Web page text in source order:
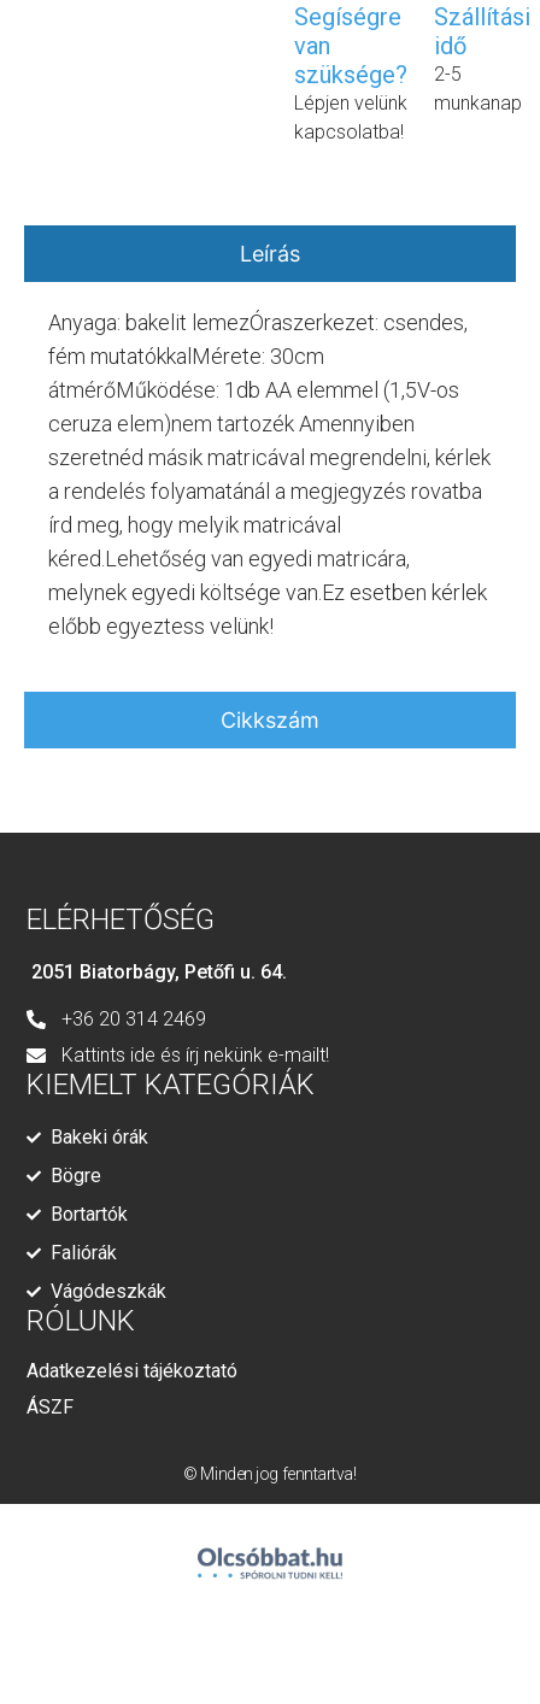
Segíségre
van
szüksége?
Lépjen velünk
kapcsolatba!
Szállítási
idő
2-5
munkanap
Leírás
Cikkszám
Anyaga: bakelit lemezÓraszerkezet: csendes,
fém mutatókkalMérete: 30cm
átmérőMűködése: 1db AA elemmel (1,5V-os
ceruza elem)nem tartozék Amennyiben
szeretnéd másik matricával megrendelni, kérlek
a rendelés folyamatánál a megjegyzés rovatba
írd meg, hogy melyik matricával
kéred.Lehetőség van egyedi matricára,
melynek egyedi költsége van.Ez esetben kérlek
előbb egyeztess velünk!
ELÉRHETŐSÉG
2051 Biatorbágy, Petőfi u. 64.
+36 20 314 2469
Kattints ide és írj nekünk e-mailt!
KIEMELT KATEGÓRIÁK
Bakeki órák
Bögre
Bortartók
Faliórák
Vágódeszkák
RÓLUNK
Adatkezelési tájékoztató
ÁSZF
© Minden jog fenntartva!